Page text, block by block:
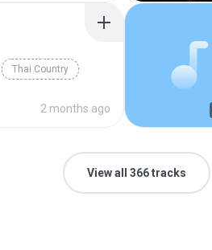
Thai Country
2 months ago
View all 366 tracks